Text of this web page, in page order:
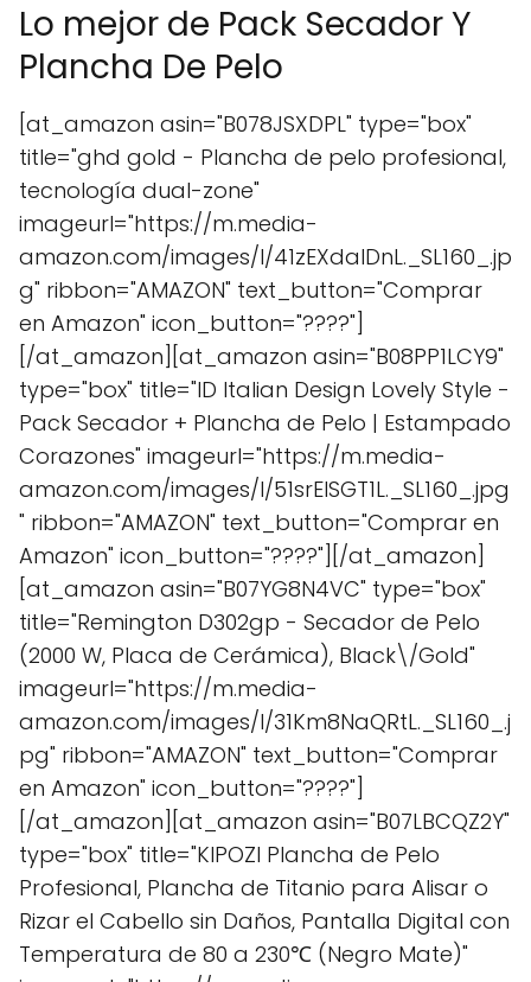
Lo mejor de Pack Secador Y
Plancha De Pelo
[at_amazon asin="B078JSXDPL" type="box"
title="ghd gold - Plancha de pelo profesional,
tecnología dual-zone"
imageurl="https://m.media-
amazon.com/images/I/41zEXdalDnL._SL160_.jp
g" ribbon="AMAZON" text_button="Comprar
en Amazon" icon_button="????"]
[/at_amazon][at_amazon asin="B08PP1LCY9"
type="box" title="ID Italian Design Lovely Style -
Pack Secador + Plancha de Pelo | Estampado
Corazones" imageurl="https://m.media-
amazon.com/images/I/51srEISGT1L._SL160_.jpg
" ribbon="AMAZON" text_button="Comprar en
Amazon" icon_button="????"][/at_amazon]
[at_amazon asin="B07YG8N4VC" type="box"
title="Remington D302gp - Secador de Pelo
(2000 W, Placa de Cerámica), Black\/Gold"
imageurl="https://m.media-
amazon.com/images/I/31Km8NaQRtL._SL160_.j
pg" ribbon="AMAZON" text_button="Comprar
en Amazon" icon_button="????"]
[/at_amazon][at_amazon asin="B07LBCQZ2Y"
type="box" title="KIPOZI Plancha de Pelo
Profesional, Plancha de Titanio para Alisar o
Rizar el Cabello sin Daños, Pantalla Digital con
Temperatura de 80 a 230℃ (Negro Mate)"